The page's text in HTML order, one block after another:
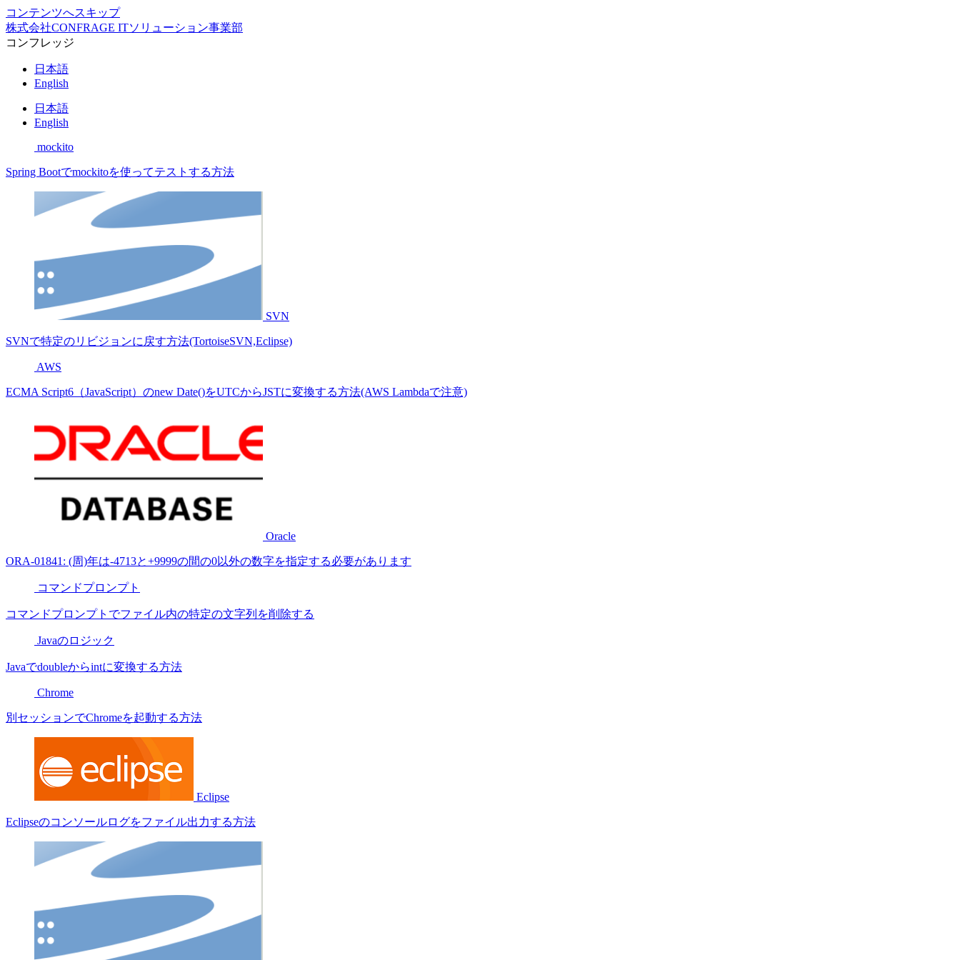
コンテンツへスキップ
株式会社CONFRAGE ITソリューション事業部
コンフレッジ
日本語
English
日本語
English
mockito
Spring Bootでmockitoを使ってテストする方法
SVN
SVNで特定のリビジョンに戻す方法(TortoiseSVN,Eclipse)
AWS
ECMA Script6（JavaScript）のnew Date()をUTCからJSTに変換する方法(AWS Lambdaで注意)
Oracle
ORA-01841: (周)年は-4713と+9999の間の0以外の数字を指定する必要があります
コマンドプロンプト
コマンドプロンプトでファイル内の特定の文字列を削除する
Javaのロジック
Javaでdoubleからintに変換する方法
Chrome
別セッションでChromeを起動する方法
Eclipse
Eclipseのコンソールログをファイル出力する方法